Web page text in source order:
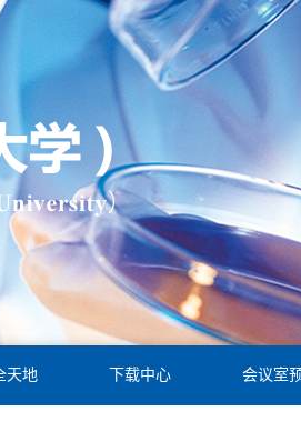
天地 下载中心 会议室